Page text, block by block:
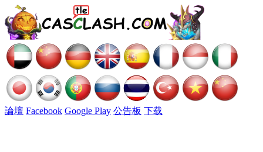
論壇 Facebook Google Play 公告板 下载